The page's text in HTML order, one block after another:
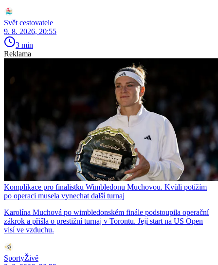
Svět cestovatele
9. 8. 2026, 20:55
3 min
Reklama
Komplikace pro finalistku Wimbledonu Muchovou. Kvůli potížím
po operaci musela vynechat další turnaj
Karolína Muchová po wimbledonském finále podstoupila operační
zákrok a přišla o prestižní turnaj v Torontu. Její start na US Open
visí ve vzduchu.
SportyŽivě